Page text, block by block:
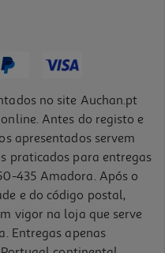
no site Auchan.pt
Antes do registo e
apresentados servem
praticados para entregas
435 Amadora. Após o
e do código postal,
vigor na loja que serve
Entregas apenas